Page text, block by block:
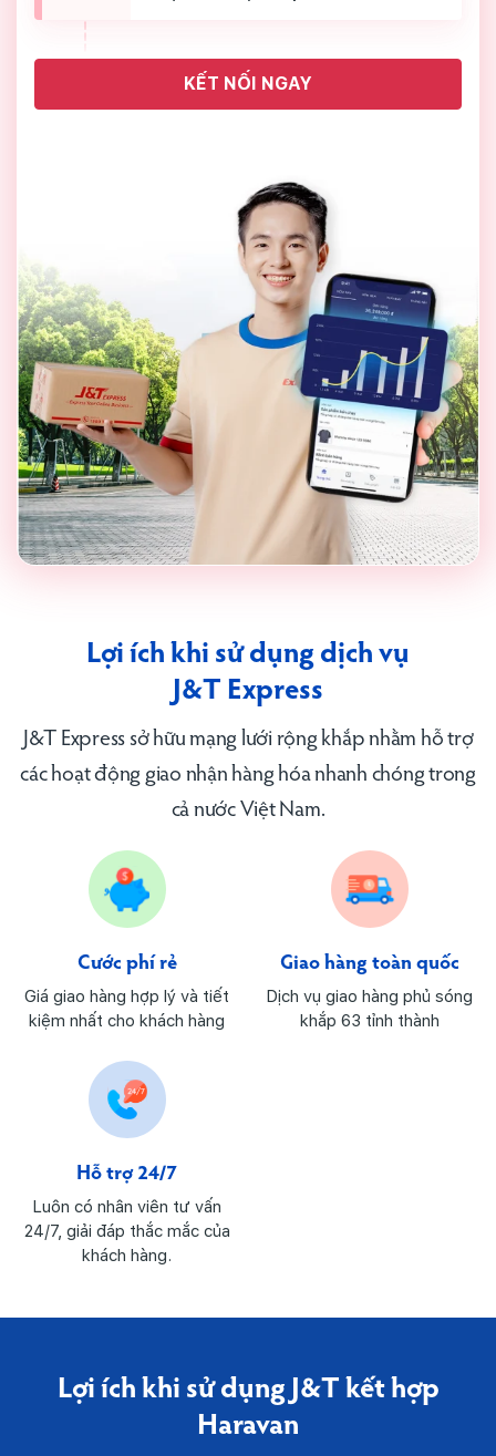
KẾT NỐI NGAY
Lợi ích khi sử dụng dịch vụ
J&T Express
J&T Express sở hữu mạng lưới rộng khắp nhằm hỗ trợ
các hoạt động giao nhận hàng hóa nhanh chóng trong
cả nước Việt Nam.
Cước phí rẻ
Giá giao hàng hợp lý và tiết
kiệm nhất cho khách hàng
Giao hàng toàn quốc
Dịch vụ giao hàng phủ sóng
khắp 63 tỉnh thành
Hỗ trợ 24/7
Luôn có nhân viên tư vấn
24/7, giải đáp thắc mắc của
khách hàng.
Lợi ích khi sử dụng J&T kết hợp
Haravan